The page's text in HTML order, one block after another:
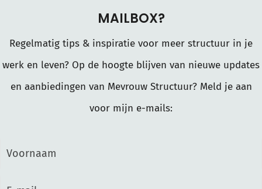
MAILBOX?
Regelmatig tips & inspiratie voor meer structuur in je
werk en leven? Op de hoogte blijven van nieuwe updates
en aanbiedingen van Mevrouw Structuur? Meld je aan
voor mijn e-mails: